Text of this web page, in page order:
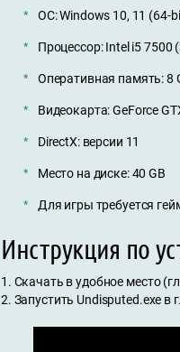
ОС: Windows 10, 11 (64-
Процессор: Intel i5 7500
Оперативная память: 8
Видеокарта: GeForce
DirectX: версии 11
Место на диске: 40 GB
Для игры требуется
Инструкция по
1. Скачать в удобное место
2. Запустить Undisputed.exe в